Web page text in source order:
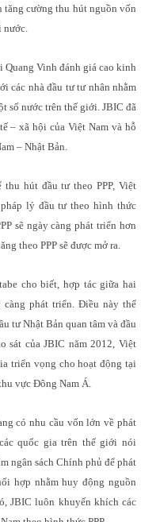
tăng cường thu hút nguồn vốn
nước.
Vinh đánh giá cao kinh
các nhà đầu tư tư nhân nhằm
số nước trên thế giới. JBIC đã
– xã hội của Việt Nam và hỗ
– Nhật Bản.
hút đầu tư theo PPP, Việt
lý đầu tư theo hình thức
sẽ ngày càng phát triển hơn
theo PPP sẽ được mở ra.
cho biết, hợp tác giữa hai
càng phát triển. Điều này thể
tư Nhật Bản quan tâm và đầu
sát của JBIC năm 2012, Việt
triển vọng cho hoạt động tại
vực Đông Nam Á.
có nhu cầu vốn lớn về phát
quốc gia trên thế giới nói
ngân sách Chính phủ để phát
hợp nhằm huy động nguồn
JBIC luôn khuyến khích các